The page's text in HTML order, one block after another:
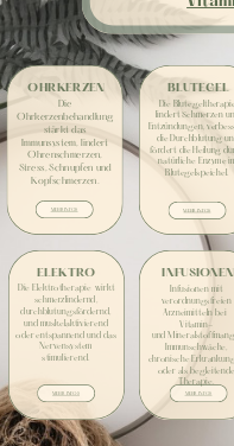
MEHR INFOS
MEHR INFOS
MEHR INFOS
MEHR INFOS
Die
Ohrkerzenbehandlung
stärkt das
Immunsystem, lindert
Ohrenschmerzen,
Stress, Schnupfen und
Kopfschmerzen.
Die Blutegeltherapie
lindert Schmerzen
Entzündungen,
die Durchblutung
fördert die Heilung
natürliche Enzyme
Blutegelspeichel.
Infusionen mit
verordnungsfreien
Arzneimitteln bei
Vitamin-
und
Immunschwäche,
chronische
oder als begleitende
Therapie.
Die Elektrotherapie wirkt
schmerzlindernd,
durchblutungsfördernd,
und muskelaktivierend
oder entspannend und das
Nervensystem
stimulierend.
OHRKERZEN
INFUSIONEN
ELEKTRO
BLUTEGEL